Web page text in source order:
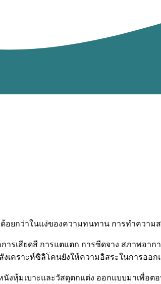
อยกว่าในแง่ของความทนทาน การทำความ
เสียดสี การแตแตก การซีดจาง สภาพอาก
เคราะห์ซิลิโคนยังให้ความอิสระในการออ
งหุ้มเบาะและวัสดุตกแต่ง ออกแบบมาเพื่